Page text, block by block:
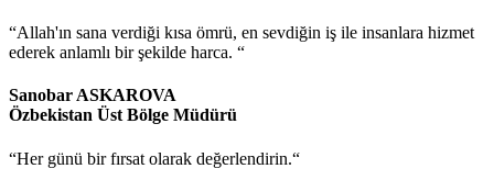
“Allah'ın sana verdiği kısa ömrü, en sevdiğin iş ile insanlara hizmet
ederek anlamlı bir şekilde harca. “
Sanobar ASKAROVA
Özbekistan Üst Bölge Müdürü
“Her günü bir fırsat olarak değerlendirin.“